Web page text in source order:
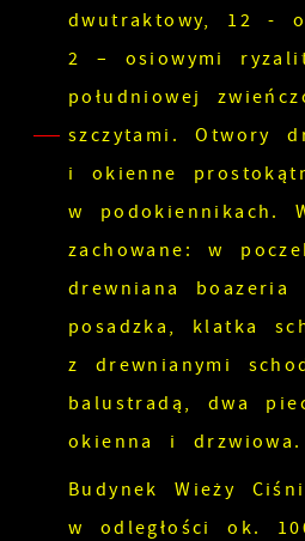
dwutraktowy, 12 -
2 – osiowymi
południowej
szczytami. Otwory
i okienne
w podokiennikach.
zachowane: w
drewniana boazeria
posadzka, klatka
z drewnianymi
balustradą, dwa
okienna i drzwiowa.
Budynek Wieży
w odległości ok.